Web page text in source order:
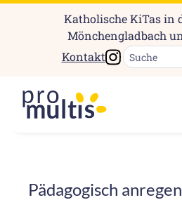
Katholische KiTas in
Mönchengladbach
Kontakt
Instagram
Pädagogisch